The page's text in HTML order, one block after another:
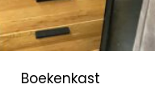
Boekenkast